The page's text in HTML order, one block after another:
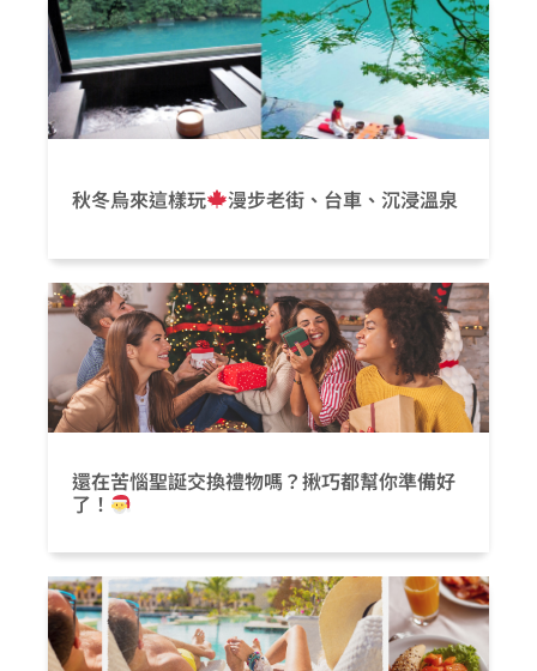
秋冬烏來這樣玩 漫步老街、台車、沉浸溫泉
還在苦惱聖誕交換禮物嗎？揪巧都幫你準備好
了！